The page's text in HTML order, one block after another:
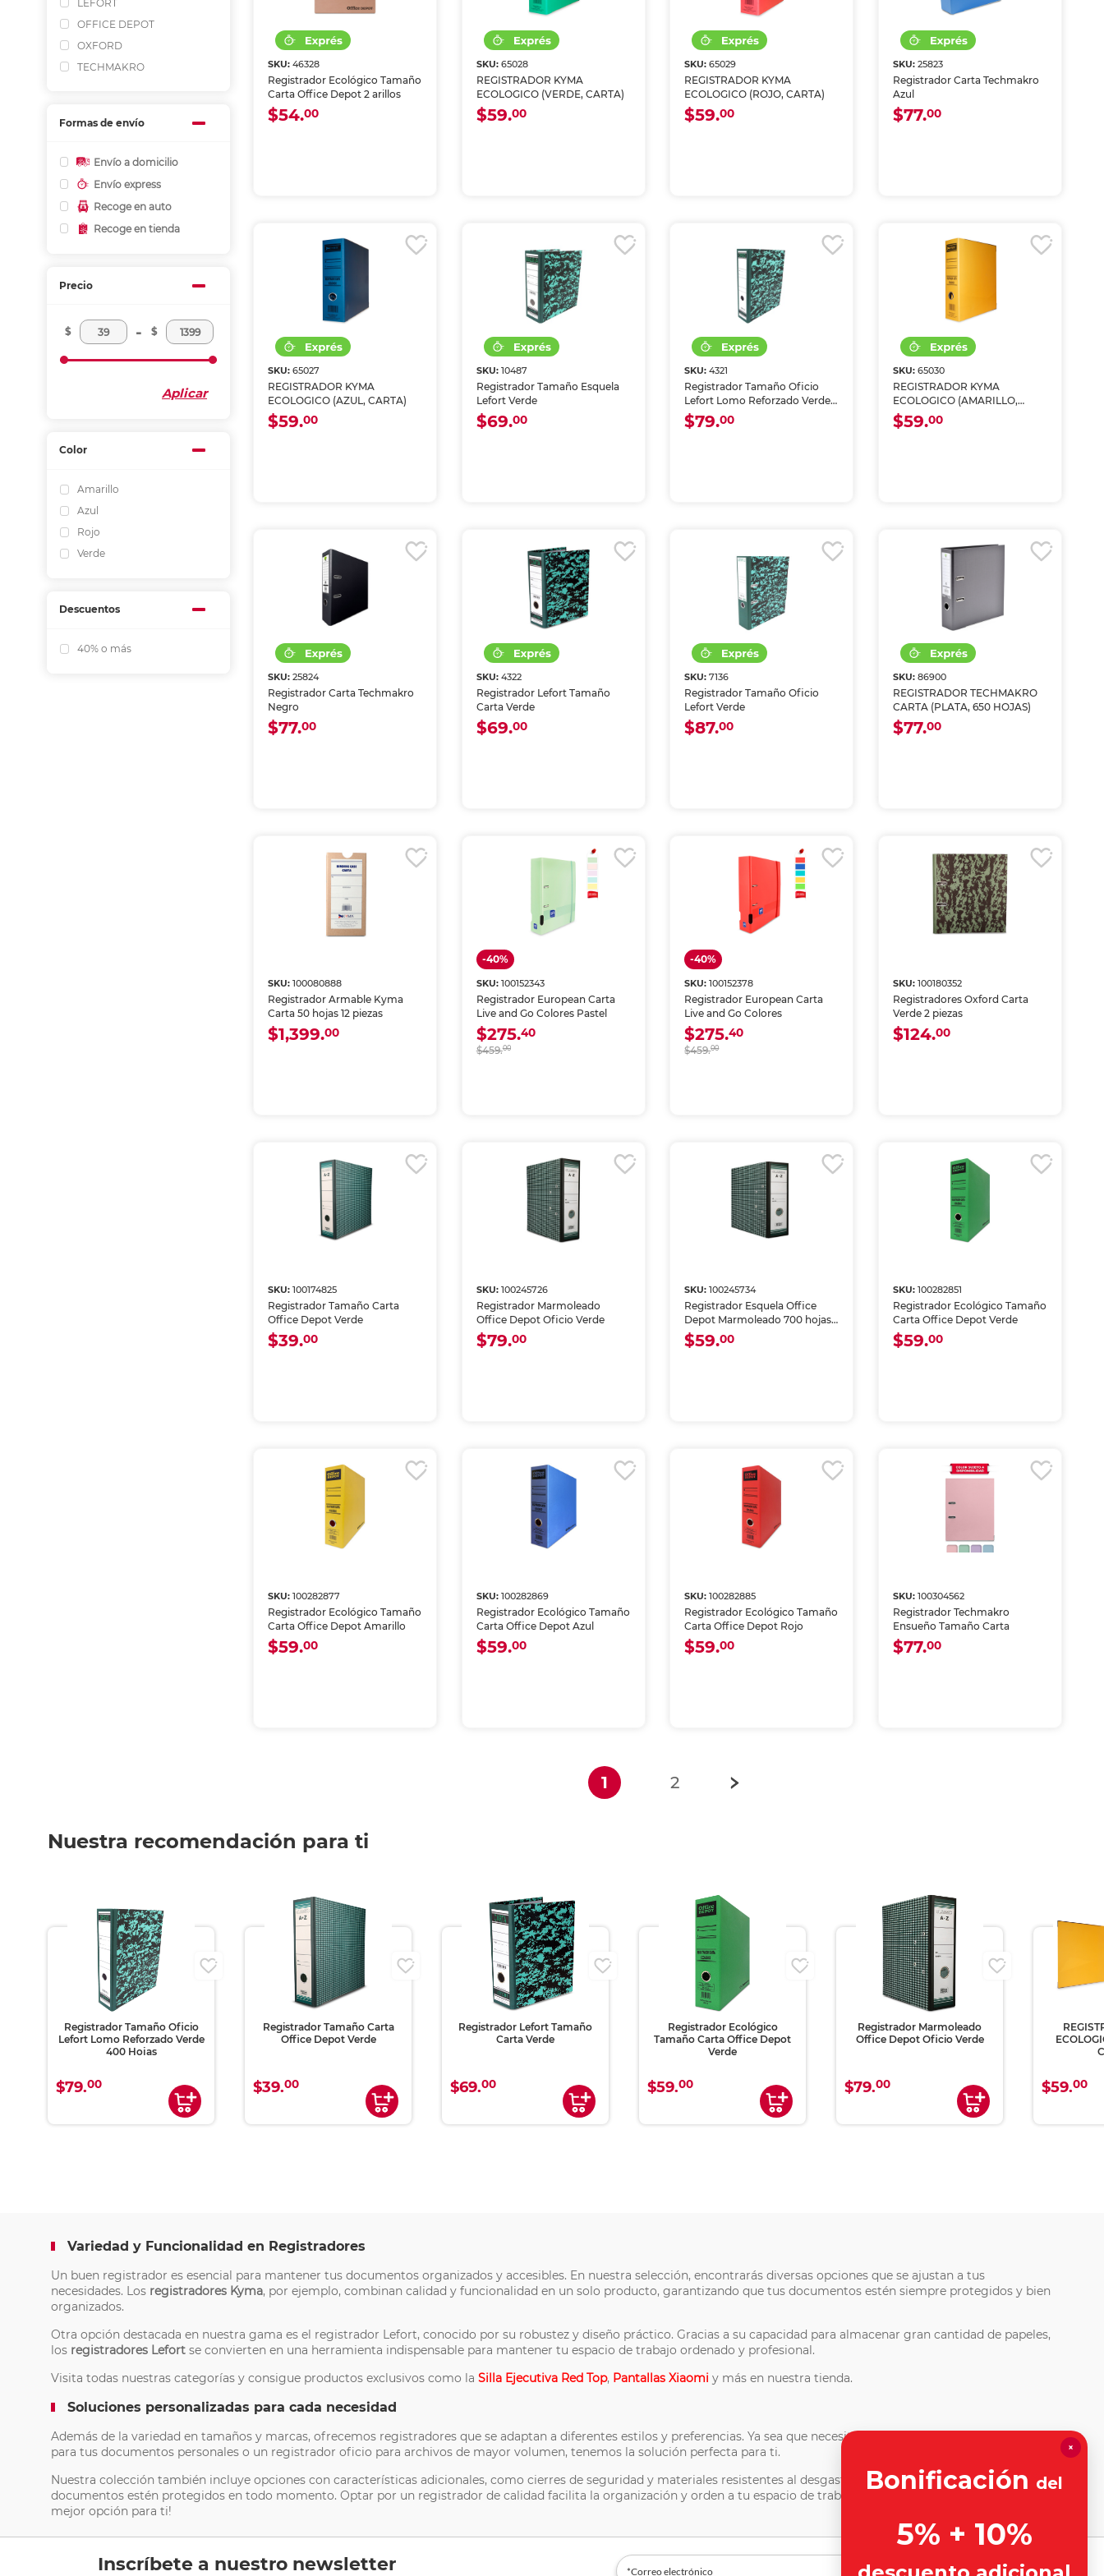
LEFORT
OFFICE DEPOT
OXFORD
TECHMAKRO
Formas de envío
Envío a domicilio
Envío express
Recoge en auto
Recoge en tienda
Precio
$ - $
Aplicar
Color
Amarillo
Azul
Rojo
Verde
Descuentos
40% o más
SKU:46328
Registrador Ecológico Tamaño
Carta Office Depot 2 arillos
$54.00
SKU: 65028
REGISTRADOR KYMA
ECOLOGICO (VERDE, CARTA)
$59.00
SKU:65029
REGISTRADOR KYMA
ECOLOGICO (ROJO, CARTA)
$59.00
SKU: 25823
Registrador Carta Techmakro
Azul
$77.00
SKU:65027
REGISTRADOR KYMA
ECOLOGICO (AZUL, CARTA)
$59.00
SKU: 10487
Registrador Tamaño Esquela
Lefort Verde
$69.00
SKU:4321
Registrador Tamaño Oficio
Lefort Lomo Reforzado Verde
400 Hojas
$79.00
SKU: 65030
REGISTRADOR KYMA
ECOLOGICO (AMARILLO,
CARTA)
$59.00
SKU:25824
Registrador Carta Techmakro
Negro
$77.00
SKU: 4322
Registrador Lefort Tamaño
Carta Verde
$69.00
SKU:7136
Registrador Tamaño Oficio
Lefort Verde
$87.00
SKU: 86900
REGISTRADOR TECHMAKRO
CARTA (PLATA, 650 HOJAS)
$77.00
SKU:100080888
Registrador Armable Kyma
Carta 50 hojas 12 piezas
$1,399.00
-40%
SKU: 100152343
Registrador European Carta
Live and Go Colores Pastel
$275.40
$459.00
-40%
SKU:100152378
Registrador European Carta
Live and Go Colores
$275.40
$459.00
SKU: 100180352
Registradores Oxford Carta
Verde 2 piezas
$124.00
SKU:100174825
Registrador Tamaño Carta
Office Depot Verde
$39.00
SKU: 100245726
Registrador Marmoleado
Office Depot Oficio Verde
$79.00
SKU:100245734
Registrador Esquela Office
Depot Marmoleado 700 hojas
Verde
$59.00
SKU: 100282851
Registrador Ecológico Tamaño
Carta Office Depot Verde
$59.00
SKU:100282877
Registrador Ecológico Tamaño
Carta Office Depot Amarillo
$59.00
SKU: 100282869
Registrador Ecológico Tamaño
Carta Office Depot Azul
$59.00
SKU:100282885
Registrador Ecológico Tamaño
Carta Office Depot Rojo
$59.00
SKU: 100304562
Registrador Techmakro
Ensueño Tamaño Carta
$77.00
1(current)
2
Nuestra recomendación para ti
Registrador Tamaño Oficio
Lefort Lomo Reforzado Verde
400 Hojas
$79.00
Registrador Tamaño Carta
Office Depot Verde
$39.00
Registrador Lefort Tamaño
Carta Verde
$69.00
Registrador Ecológico
Tamaño Carta Office Depot
Verde
$59.00
Registrador Marmoleado
Office Depot Oficio Verde
$79.00 $59.00
Variedad y Funcionalidad en Registradores
Un buen registrador es esencial para mantener tus documentos organizados y accesibles. En nuestra selección, encontrarás diversas opciones que se ajustan a tus
necesidades. Los registradores Kyma, por ejemplo, combinan calidad y funcionalidad en un solo producto, garantizando que tus documentos estén siempre protegidos y bien
organizados.
Otra opción destacada en nuestra gama es el registrador Lefort, conocido por su robustez y diseño práctico. Gracias a su capacidad para almacenar gran cantidad de papeles,
los registradores Lefort se convierten en una herramienta indispensable para mantener tu espacio de trabajo ordenado y profesional.
Visita todas nuestras categorías y consigue productos exclusivos como la Silla Ejecutiva Red Top, Pantallas Xiaomi y más en nuestra tienda.
Soluciones personalizadas para cada necesidad
Además de la variedad en tamaños y marcas, ofrecemos registradores que se adaptan a diferentes estilos y preferencias. Ya sea que necesites un registrador tamaño carta
para tus documentos personales o un registrador oficio para archivos de mayor volumen, tenemos la solución perfecta para ti.
Nuestra colección también incluye opciones con características adicionales, como cierres de seguridad y materiales resistentes al desgaste, lo que garantiza que tus
documentos estén protegidos en todo momento. Optar por un registrador de calidad facilita la organización y orden a tu espacio de trabajo. ¡Visítanos aquí y descubre la
mejor opción para ti!
Inscríbete a nuestro newsletter
×
Bonificación del
5% + 10%